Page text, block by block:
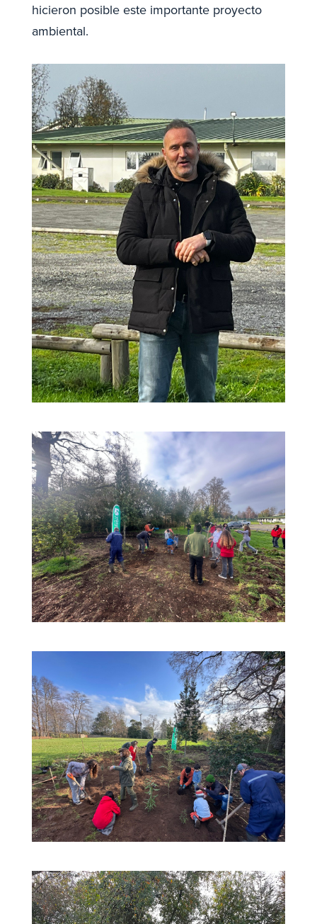
hicieron posible este importante proyecto
ambiental.